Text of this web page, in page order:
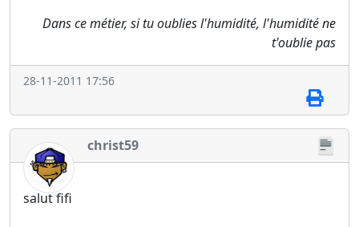
Dans ce métier, si tu oublies l'humidité, l'humidité ne
t'oublie pas
28-11-2011 17:56
christ59
salut fifi